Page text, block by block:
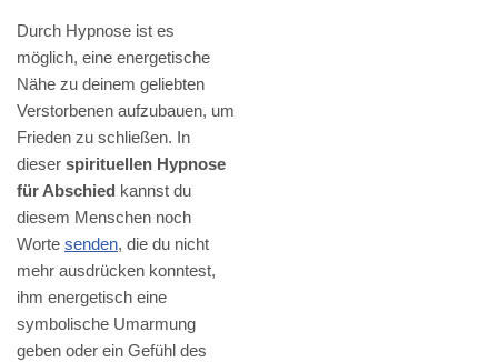
Durch Hypnose ist es
möglich, eine energetische
Nähe zu deinem geliebten
Verstorbenen aufzubauen, um
Frieden zu schließen. In
dieser spirituellen Hypnose
für Abschied kannst du
diesem Menschen noch
Worte senden, die du nicht
mehr ausdrücken konntest,
ihm energetisch eine
symbolische Umarmung
geben oder ein Gefühl des